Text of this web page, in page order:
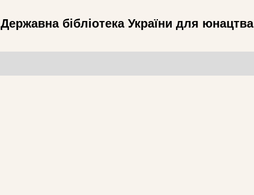
Державна бібліотека України для юнацтва